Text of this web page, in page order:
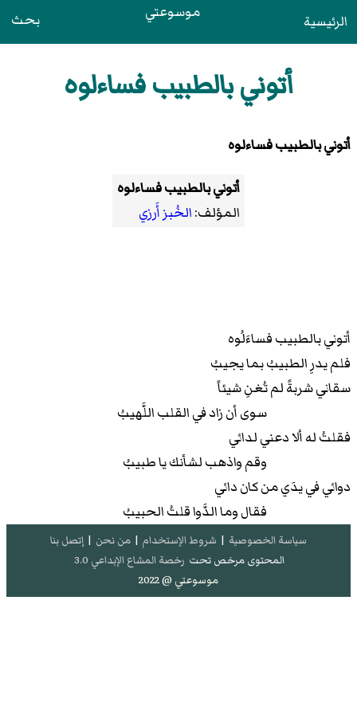
الرئيسية موسوعتي بحث
أتوني بالطبيب فساءلوه
أتوني بالطبيب فساءلوه
أتوني بالطبيب فساءلوه
المؤلف:الخُبز أَرزي
أتوني بالطبيب فساءَلُوه
فلم يدرِ الطبيبُ بما يجيبُ
سقاني شربةً لم تُغنِ شيئاً
سوى أن زاد في القلب اللَّهيبُ
فقلتُ له ألا دعني لدائي
وقم واذهب لشأنك يا طبيبُ
دوائي في يدَي من كان دائي
فقال وما الدَّوا قلتُ الحبيبُ
سياسة الخصوصية | شروط الإستخدام | من نحن | إتصل بنا
المحتوى مرخص تحت رخصة المشاع الإبداعي 3.0
موسوعتي @ 2022